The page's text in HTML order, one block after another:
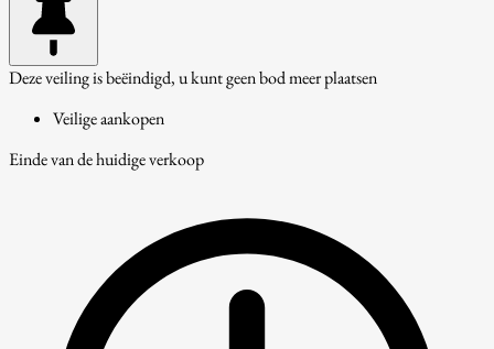
Deze veiling is beëindigd, u kunt geen bod meer plaatsen
Veilige aankopen
Einde van de huidige verkoop